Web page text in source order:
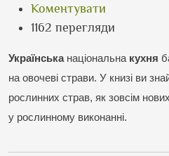
Коментувати
1162 перегляди
Українська національна кухня
на овочеві страви. У книзі ви
рослинних страв, як зовсім
у рослинному виконанні.